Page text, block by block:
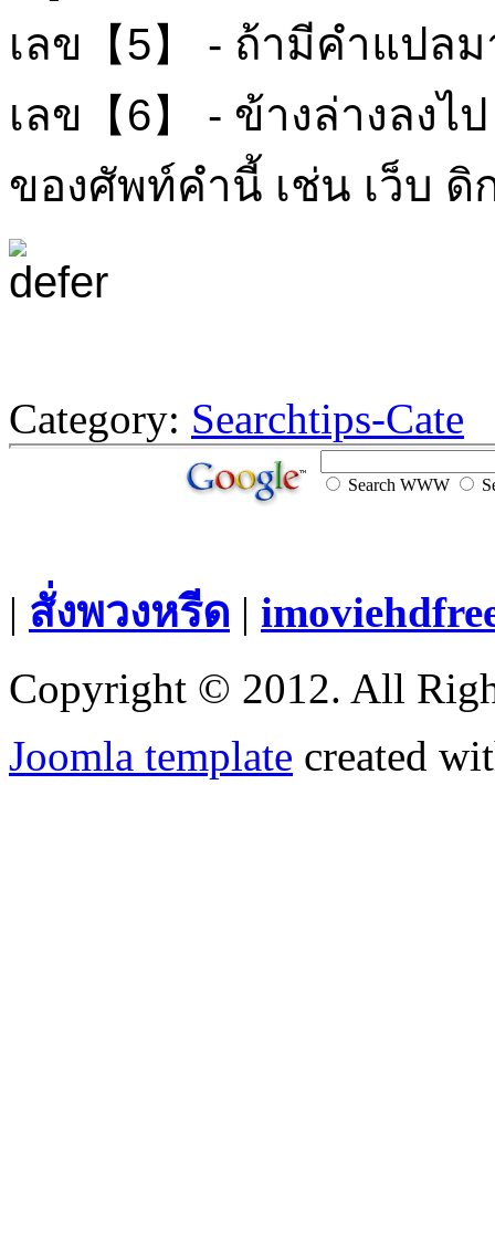
เลข【5】 - ถ้ามีคำแปล
เลข【6】 - ข้างล่างลง
ของศัพท์คำนี้ เช่น เว็บ ดิ
Category: Searchtips-Cate
Search WWW
| สั่งพวงหรีด |
Copyright © 2012. All
Joomla template created